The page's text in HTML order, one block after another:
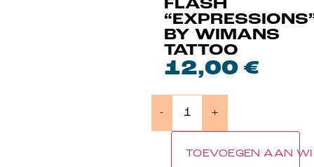
FLASH
BY WIMANS
TATTOO
12,00 €
- +
TOEVOEGEN AAN